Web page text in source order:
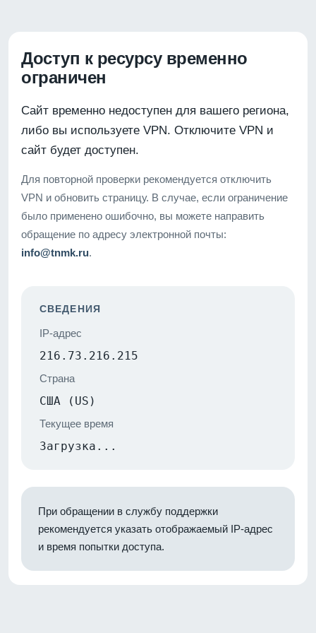
Доступ к ресурсу временно
ограничен
Сайт временно недоступен для вашего региона,
либо вы используете VPN. Отключите VPN и
сайт будет доступен.
Для повторной проверки рекомендуется отключить
VPN и обновить страницу. В случае, если ограничение
было применено ошибочно, вы можете направить
обращение по адресу электронной почты:
info@tnmk.ru.
СВЕДЕНИЯ
IP-адрес
216.73.216.215
Страна
США (US)
Текущее время
Загрузка...
При обращении в службу поддержки
рекомендуется указать отображаемый IP-адрес
и время попытки доступа.